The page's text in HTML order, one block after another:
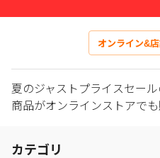
オンライン&
夏のジャストプライスセー
商品がオンラインストアでも
カテゴリ